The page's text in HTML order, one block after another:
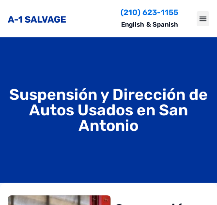
(210) 623-1155
English &Spanish
Suspensión y Dirección de
Autos Usados en San
Antonio